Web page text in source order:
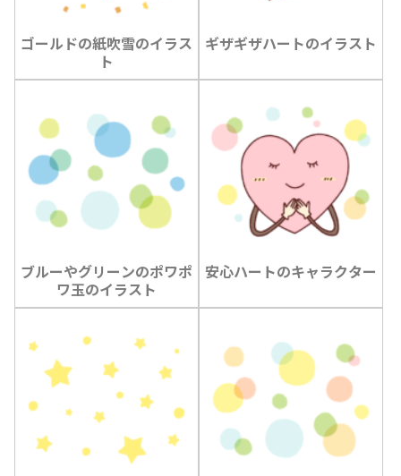
ゴールドの紙吹雪のイラス
ト
ギザギザハートのイラスト
ブルーやグリーンのポワポ
ワ玉のイラスト
安心ハートのキャラクター